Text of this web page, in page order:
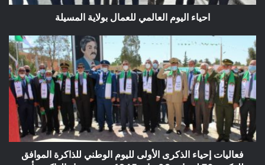
احياء اليوم العالمي للعمال بولاية المسيلة
فعاليات
إحياء
الذكرى
الأولى
لليوم
الوطني
للذاكرة
الموافق
للذكرى
فعاليات إحياء الذكرى الأولى لليوم الوطني للذاكرة الموافق